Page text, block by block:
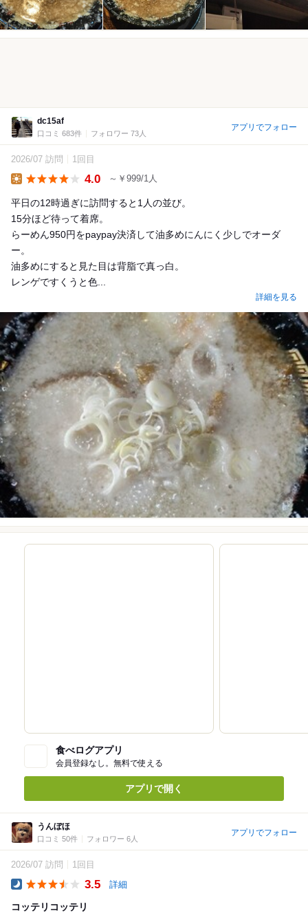
dc15af
口コミ 683件 フォロワー 73人
アプリでフォロー
2026/07 訪問 1回目
4.0 ～￥999/1人
平日の12時過ぎに訪問すると1人の並び。
15分ほど待って着席。
らーめん950円をpaypay決済して油多めにんにく少しでオーダ
ー。
油多めにすると見た目は背脂で真っ白。
レンゲですくうと色...
詳細を見る
食べログアプリ
会員登録なし。無料で使える
アプリで開く
うんぼほ
口コミ 50件 フォロワー 6人
アプリでフォロー
2026/07 訪問 1回目
3.5 詳細
コッテリコッテリ